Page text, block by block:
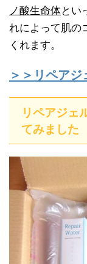
ノ酸生命体とい
れによって肌の
くれます。
＞＞リペア
リペアジェ
てみました